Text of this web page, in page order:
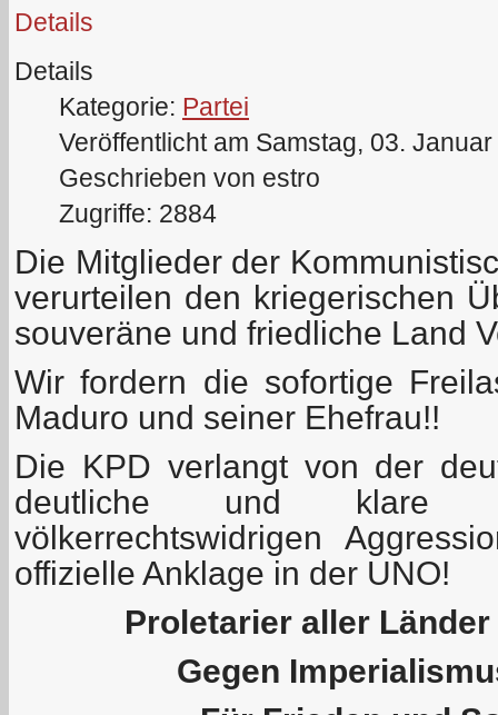
Details
Details
Kategorie: Partei
Veröffentlicht am Samstag, 03.
Geschrieben von estro
Zugriffe: 2884
Die Mitglieder der
verurteilen den kriegerischen
souveräne und friedliche Land
Wir fordern die sofortige
Maduro und seiner Ehefrau!!
Die KPD verlangt von der
deutliche und klare
völkerrechtswidrigen
offizielle Anklage in der UNO!
Proletarier aller
Gegen